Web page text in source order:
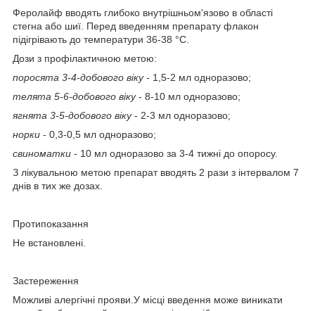
Феролайф вводять глибоко внутрішньом'язово в області
стегна або шиї. Перед введенням препарату флакон
підігрівають до температури 36-38 °С.
Дози з профілактичною метою:
поросята 3-4-добового віку- 1,5-2 мл одноразово;
телята 5-6-добового віку- 8-10 мл одноразово;
ягнята 3-5-добового віку- 2-3 мл одноразово;
норки - 0,3-0,5 мл одноразово;
свиноматки - 10 мл одноразово за 3-4 тижні до опоросу.
З лікувальною метою препарат вводять 2 рази з інтервалом 7
днів в тих же дозах.
Протипоказання
Не встановлені.
Застереження
Можливі алергічні прояви.У місці введення може виникати